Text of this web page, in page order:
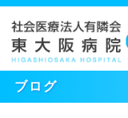
ブログ